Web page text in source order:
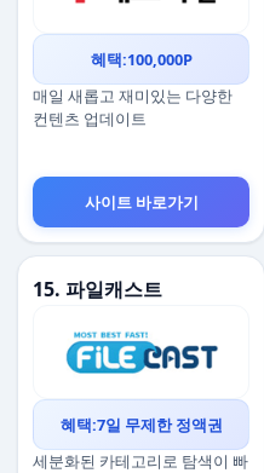
혜택:100,000P
매일 새롭고 재미있는 다양한
컨텐츠 업데이트
사이트 바로가기
15. 파일캐스트
혜택:7일 무제한 정액권
세분화된 카테고리로 탐색이 빠